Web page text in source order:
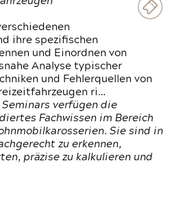
ihre spezifischen
und Einordnen von
Analyse typischer
und Fehlerquellen von
ri…
verfügen die
Fachwissen im Bereich
Sie sind in
zu erkennen,
präzise zu kalkulieren und